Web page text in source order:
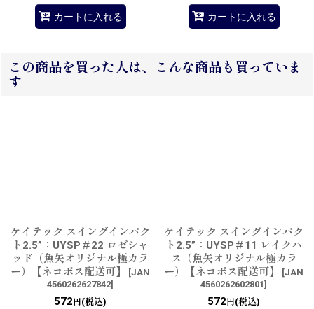
カートに入れる カートに入れる
この商品を買った人は、こんな商品も買っていま
す
ケイテック スイングインパク
ト2.5”：UYSP＃22 ロゼシャ
ッド（魚矢オリジナル極カラ
ー）【ネコポス配送可】
[JAN
4560262627842]
572 円(税込)
ケイテック スイングインパク
ト2.5”：UYSP＃11 レイクハ
ス（魚矢オリジナル極カラ
ー）【ネコポス配送可】
[JAN
4560262602801]
572 円(税込)